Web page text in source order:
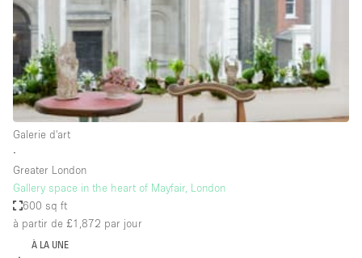
Container
Entrepôt / Espace Stockage / Box
Espace Atypique / Unique
Espace Créatif
Espace Publicitaire
Galerie d'art
Kiosque / Stand / Corner
Lobby / Accueil
Galerie d'art
∙
Greater London
Gallery space in the heart of Mayfair, London
600 sq ft
à partir de £1,872 par jour
À LA UNE